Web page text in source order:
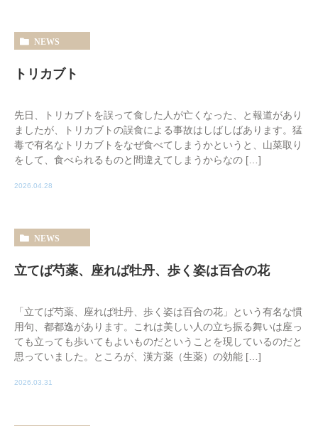
NEWS
トリカブト
先日、トリカブトを誤って食した人が亡くなった、と報道があり
ましたが、トリカブトの誤食による事故はしばしばあります。猛
毒で有名なトリカブトをなぜ食べてしまうかというと、山菜取り
をして、食べられるものと間違えてしまうからなの […]
2026.04.28
NEWS
立てば芍薬、座れば牡丹、歩く姿は百合の花
「立てば芍薬、座れば牡丹、歩く姿は百合の花」という有名な慣
用句、都都逸があります。これは美しい人の立ち振る舞いは座っ
ても立っても歩いてもよいものだということを現しているのだと
思っていました。ところが、漢方薬（生薬）の効能 […]
2026.03.31